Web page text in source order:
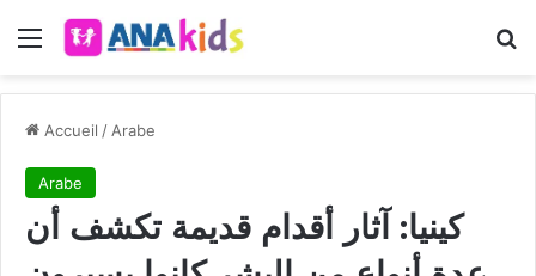
Menu
Accueil / Arabe
Arabe
كينيا: آثار أقدام قديمة تكشف أن